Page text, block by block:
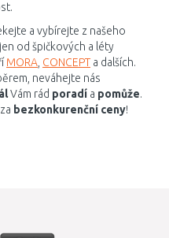
a vybírejte z našeho
od špičkových a léty
MORA CONCEPT a dalších.
neváhejte nás
Vám rád poradí a pomůže.
bezkonkurenční ceny!